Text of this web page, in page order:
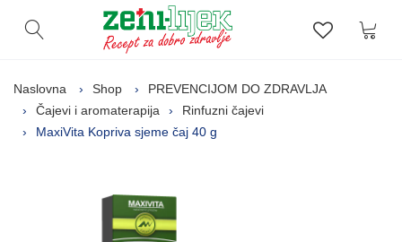
Otvori pretragu Lista
Naslovna Shop
PREVENCIJOM DO ZDRAVLJA
Čajevi i aromaterapija
Rinfuzni čajevi
MaxiVita Kopriva sjeme čaj 40 g